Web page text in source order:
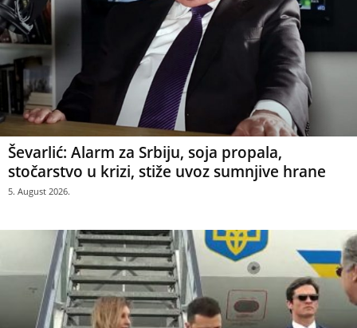
Ševarlić: Alarm za Srbiju, soja propala,
stočarstvo u krizi, stiže uvoz sumnjive hrane
5. August 2026.